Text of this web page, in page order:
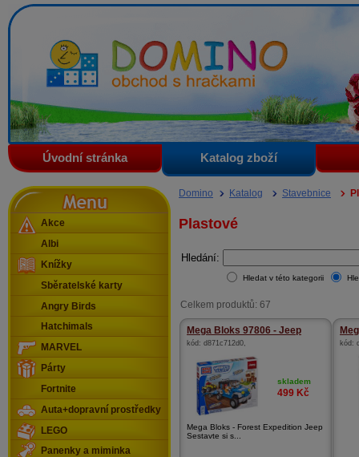
Domino - obchod s hračkami
Úvodní stránka Katalog zboží
Domino Katalog Stavebnice
Plastové
Hledání:
Hledat v této kategorii
Celkem produktů: 67
Mega Bloks 97806 - Jeep
kód: d871c712d0,
skladem
499 Kč
Mega Bloks - Forest Expedition Jeep
Sestavte si s...
kód:
Menu
Akce
Albi
Knížky
Sběratelské karty
Angry Birds
Hatchimals
MARVEL
Párty
Fortnite
Auta+dopravní prostředky
LEGO
Panenky a miminka